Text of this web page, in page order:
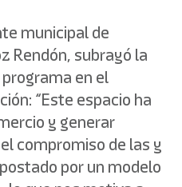
municipal de
Rendón, subrayó la
en el
“Este espacio ha
y generar
compromiso de las y
por un modelo